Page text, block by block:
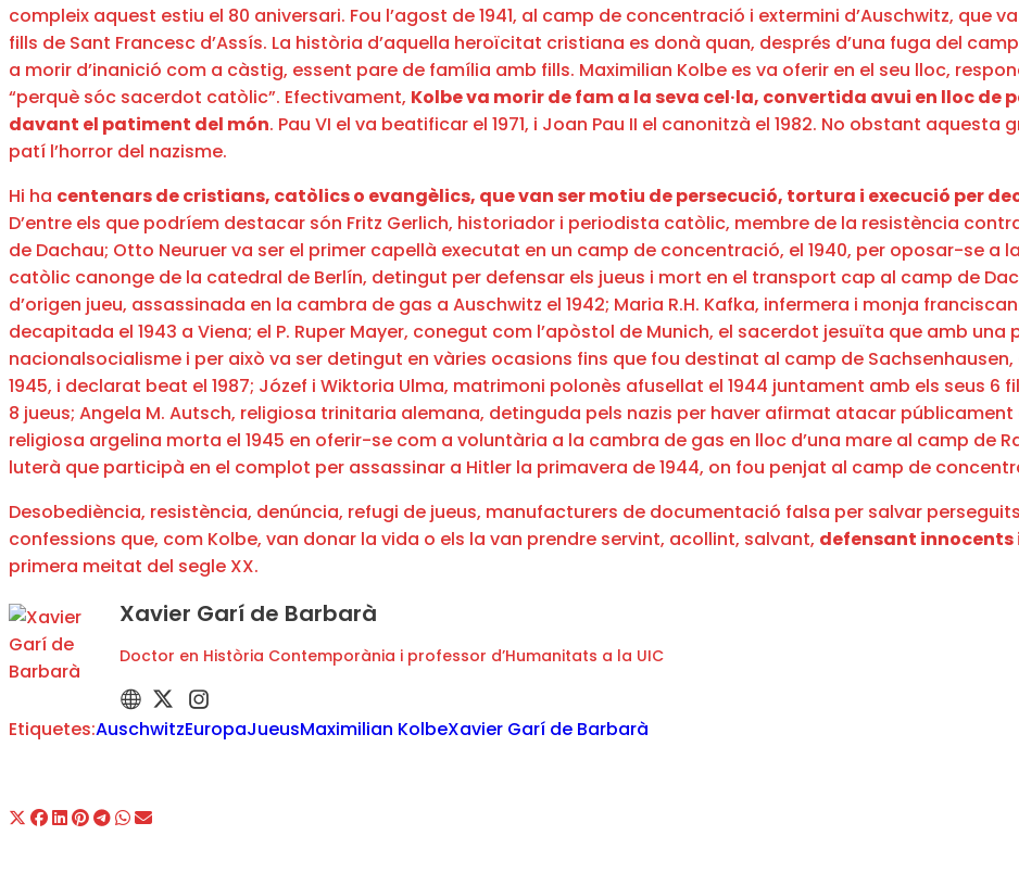
compleix aquest estiu el 80 aniversari. Fou l’agost de 1941, al camp de concentració i extermini d’Auschwitz, que
fills de Sant Francesc d’Assís. La història d’aquella heroïcitat cristiana es donà quan, després d’una fuga del
a morir d’inanició com a càstig, essent pare de família amb fills. Maximilian Kolbe es va oferir en el seu lloc,
“perquè sóc sacerdot catòlic”. Efectivament, Kolbe va morir de fam a la seva cel·la, convertida avui en lloc
davant el patiment del món. Pau VI el va beatificar el 1971, i Joan Pau II el canonitzà el 1982. No obstant
patí l’horror del nazisme.
Hi ha centenars de cristians, catòlics o evangèlics, que van ser motiu de persecució, tortura i execució per
D’entre els que podríem destacar són Fritz Gerlich, historiador i periodista catòlic, membre de la resistència
de Dachau; Otto Neuruer va ser el primer capellà executat en un camp de concentració, el 1940, per oposar-se a
catòlic canonge de la catedral de Berlín, detingut per defensar els jueus i mort en el transport cap al camp de
d’origen jueu, assassinada en la cambra de gas a Auschwitz el 1942; Maria R.H. Kafka, infermera i monja
decapitada el 1943 a Viena; el P. Ruper Mayer, conegut com l’apòstol de Munich, el sacerdot jesuïta que amb
nacionalsocialisme i per això va ser detingut en vàries ocasions fins que fou destinat al camp de
1945, i declarat beat el 1987; Józef i Wiktoria Ulma, matrimoni polonès afusellat el 1944 juntament amb els seus
8 jueus; Angela M. Autsch, religiosa trinitaria alemana, detinguda pels nazis per haver afirmat atacar públicament
religiosa argelina morta el 1945 en oferir-se com a voluntària a la cambra de gas en lloc d’una mare al camp de
luterà que participà en el complot per assassinar a Hitler la primavera de 1944, on fou penjat al camp de
Desobediència, resistència, denúncia, refugi de jueus, manufacturers de documentació falsa per salvar
confessions que, com Kolbe, van donar la vida o els la van prendre servint, acollint, salvant, defensant
primera meitat del segle XX.
Xavier Garí de Barbarà
Doctor en Història Contemporània i professor d’Humanitats a la UIC
Etiquetes:AuschwitzEuropaJueusMaximilian KolbeXavier Garí de Barbarà